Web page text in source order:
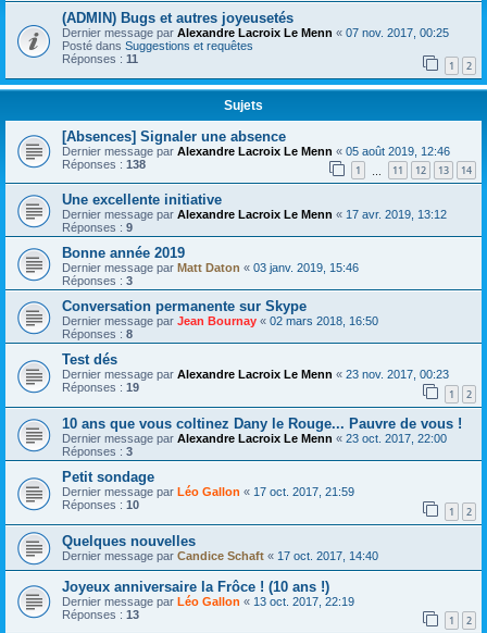
(ADMIN) Bugs et autres joyeusetés
Dernier message par Alexandre Lacroix Le Menn « 07 nov. 2017, 00:25
Posté dans Suggestions et requêtes
Réponses : 11 1 2
Sujets
[Absences] Signaler une absence
Dernier message par Alexandre Lacroix Le Menn « 05 août 2019, 12:46
Réponses : 138 1 11 12 13 14
Une excellente initiative
Dernier message par Alexandre Lacroix Le Menn « 17 avr. 2019, 13:12
Réponses : 9
Bonne année 2019
Dernier message par Matt Daton « 03 janv. 2019, 15:46
Réponses : 3
Conversation permanente sur Skype
Dernier message par Jean Bournay « 02 mars 2018, 16:50
Réponses : 8
Test dés
Dernier message par Alexandre Lacroix Le Menn « 23 nov. 2017, 00:23
Réponses : 19 1 2
10 ans que vous coltinez Dany le Rouge... Pauvre de vous !
Dernier message par Alexandre Lacroix Le Menn « 23 oct. 2017, 22:00
Réponses : 3
Petit sondage
Dernier message par Léo Gallon « 17 oct. 2017, 21:59
Réponses : 10 1 2
Quelques nouvelles
Dernier message par Candice Schaft « 17 oct. 2017, 14:40
Joyeux anniversaire la Frôce ! (10 ans !)
Dernier message par Léo Gallon « 13 oct. 2017, 22:19
Réponses : 13 1 2